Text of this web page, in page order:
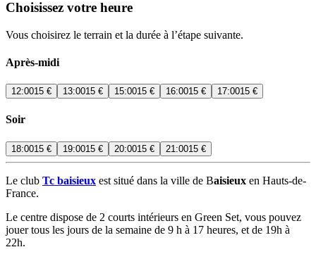
Choisissez votre heure
Vous choisirez le terrain et la durée à l’étape suivante.
Après-midi
12:0015 € 13:0015 € 15:0015 € 16:0015 € 17:0015 €
Soir
18:0015 € 19:0015 € 20:0015 € 21:0015 €
Le club Tc baisieux est situé dans la ville de Baisieux en Hauts-de-
France.
Le centre dispose de 2 courts intérieurs en Green Set, vous pouvez
jouer tous les jours de la semaine de 9 h à 17 heures, et de 19h à
22h.